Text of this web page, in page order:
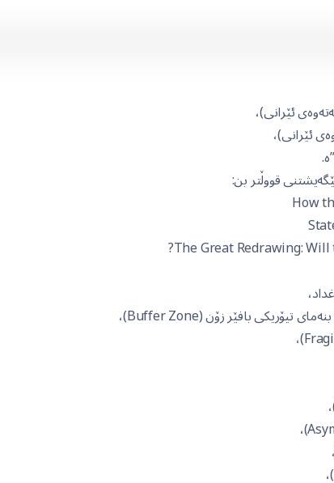
ئێرانی)،
ئێرانی)،
قووڵتر بن:
How
The Great Redrawing: Will